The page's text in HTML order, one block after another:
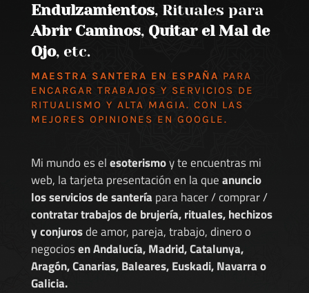
Endulzamientos, Rituales para
Abrir Caminos, Quitar el Mal de
Ojo, etc.
MAESTRA SANTERA EN ESPAÑA PARA
ENCARGAR TRABAJOS Y SERVICIOS DE
RITUALISMO Y ALTA MAGIA. CON LAS
MEJORES OPINIONES EN GOOGLE.
Mi mundo es elesoterismoy te encuentras mi
web, la tarjeta presentación en la queanuncio
los servicios de santería para hacer / comprar /
contratar trabajos de brujería, rituales, hechizos
y conjurosde amor, pareja, trabajo, dinero o
negociosen Andalucía, Madrid, Catalunya,
Aragón, Canarias, Baleares, Euskadi, Navarra o
Galicia.